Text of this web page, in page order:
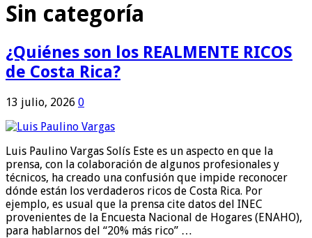
Sin categoría
¿Quiénes son los REALMENTE RICOS
de Costa Rica?
13 julio, 2026 0
Luis Paulino Vargas Solís Este es un aspecto en que la
prensa, con la colaboración de algunos profesionales y
técnicos, ha creado una confusión que impide reconocer
dónde están los verdaderos ricos de Costa Rica. Por
ejemplo, es usual que la prensa cite datos del INEC
provenientes de la Encuesta Nacional de Hogares (ENAHO),
para hablarnos del “20% más rico” …